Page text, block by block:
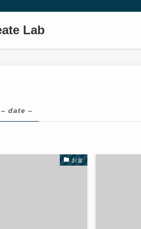
Lab
– date –
お金